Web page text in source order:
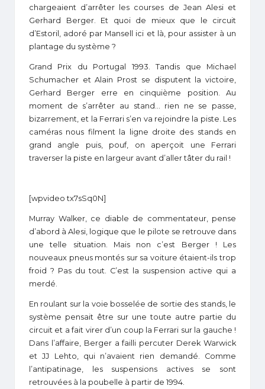
chargeaient d’arrêter les courses de Jean Alesi et
Gerhard Berger. Et quoi de mieux que le circuit
d’Estoril, adoré par Mansell ici et là, pour assister à un
plantage du système ?
Grand Prix du Portugal 1993. Tandis que Michael
Schumacher et Alain Prost se disputent la victoire,
Gerhard Berger erre en cinquième position. Au
moment de s’arrêter au stand… rien ne se passe,
bizarrement, et la Ferrari s’en va rejoindre la piste. Les
caméras nous filment la ligne droite des stands en
grand angle puis, pouf, on aperçoit une Ferrari
traverser la piste en largeur avant d’aller tâter du rail !
[wpvideo tx7sSq0N]
Murray Walker, ce diable de commentateur, pense
d’abord à Alesi, logique que le pilote se retrouve dans
une telle situation. Mais non c’est Berger ! Les
nouveaux pneus montés sur sa voiture étaient-ils trop
froid ? Pas du tout. C’est la suspension active qui a
merdé.
En roulant sur la voie bosselée de sortie des stands, le
système pensait être sur une toute autre partie du
circuit et a fait virer d’un coup la Ferrari sur la gauche !
Dans l’affaire, Berger a failli percuter Derek Warwick
et JJ Lehto, qui n’avaient rien demandé. Comme
l’antipatinage, les suspensions actives se sont
retrouvées à la poubelle à partir de 1994.